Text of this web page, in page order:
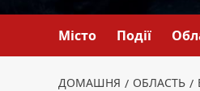
Місто Події
ДОМАШНЯ ОБЛАСТЬ